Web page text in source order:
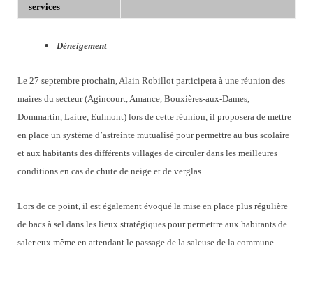
services
Déneigement
Le 27 septembre prochain, Alain Robillot participera à une réunion des
maires du secteur (Agincourt, Amance, Bouxières-aux-Dames,
Dommartin, Laitre, Eulmont) lors de cette réunion, il proposera de mettre
en place un système d’astreinte mutualisé pour permettre au bus scolaire
et aux habitants des différents villages de circuler dans les meilleures
conditions en cas de chute de neige et de verglas.
Lors de ce point, il est également évoqué la mise en place plus régulière
de bacs à sel dans les lieux stratégiques pour permettre aux habitants de
saler eux même en attendant le passage de la saleuse de la commune.